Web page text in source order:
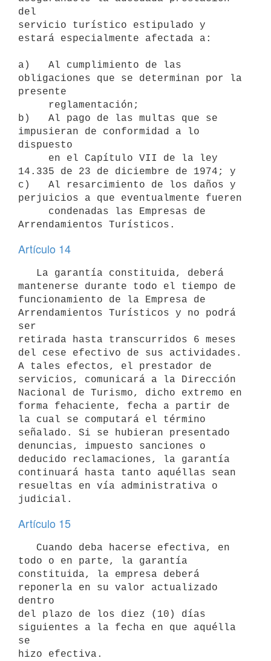
del
servicio turístico estipulado y
estará especialmente afectada a:
a)   Al cumplimiento de las
obligaciones que se determinan por la
presente
b)   Al pago de las multas que se
impusieran de conformidad a lo
dispuesto
14.335 de 23 de diciembre de 1974; y
c)   Al resarcimiento de los daños y
perjuicios a que eventualmente fueren
Artículo 14
mantenerse durante todo el tiempo de
funcionamiento de la Empresa de
Arrendamientos Turísticos y no podrá
ser
retirada hasta transcurridos 6 meses
del cese efectivo de sus actividades.
A tales efectos, el prestador de
servicios, comunicará a la Dirección
Nacional de Turismo, dicho extremo en
forma fehaciente, fecha a partir de
la cual se computará el término
señalado. Si se hubieran presentado
denuncias, impuesto sanciones o
deducido reclamaciones, la garantía
continuará hasta tanto aquéllas sean
resueltas en vía administrativa o
Artículo 15
todo o en parte, la garantía
constituida, la empresa deberá
reponerla en su valor actualizado
dentro
del plazo de los diez (10) días
siguientes a la fecha en que aquélla
se
hizo efectiva.